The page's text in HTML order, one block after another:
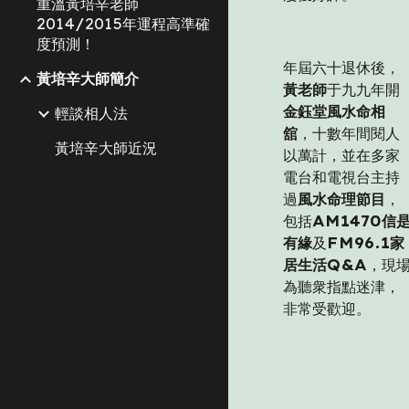
重溫黃培辛老師
2014/2015年運程高準確
度預測！
黃培辛大師簡介
輕談相人法
黃培辛大師近況
年屆六十退休後，
黃老師于九九年開
金鈺堂風水命相
舘 ，十數年間閱人
以萬計，並在多家
電台和電視台主持
過風水命理節目 ，
包括AM1470信
有緣及 FM96.1家
居生活Q&A ，現
為聽衆指點迷津，
非常受歡迎。